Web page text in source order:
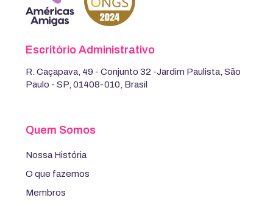
Escritório Administrativo
R. Caçapava, 49 - Conjunto 32 -Jardim Paulista, São
Paulo - SP, 01408-010, Brasil
Quem Somos
Nossa História
O que fazemos
Membros